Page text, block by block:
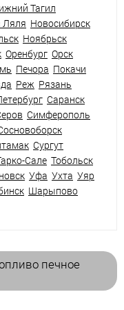
Тагил
Ляля Новосибирск
Ноябрьск
Оренбург Орск
Печора Покачи
Реж Рязань
Саранск
Симферополь
Сургут
Сале Тобольск
Уфа Ухта Уяр
Шарыпово
печное